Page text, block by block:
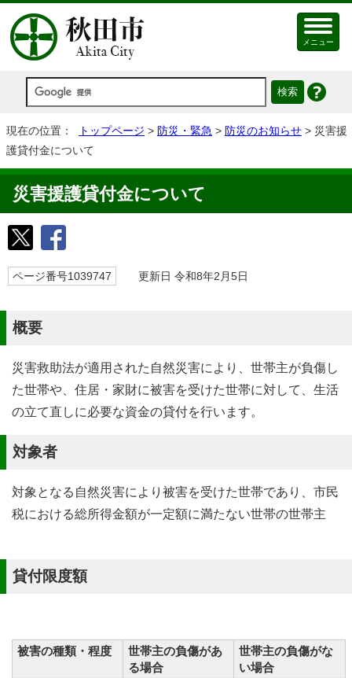
メニュー
現在の位置： トップページ > 防災・緊急 > 防災のお知らせ > 災害援
護貸付金について
災害援護貸付金について
ページ番号1039747 更新日 令和8年2月5日
概要
災害救助法が適用された自然災害により、世帯主が負傷し
た世帯や、住居・家財に被害を受けた世帯に対して、生活
の立て直しに必要な資金の貸付を行います。
対象者
対象となる自然災害により被害を受けた世帯であり、市民
税における総所得金額が一定額に満たない世帯の世帯主
貸付限度額
被害の種類・程度
世帯主の負傷があ
る場合
世帯主の負傷がな
い場合